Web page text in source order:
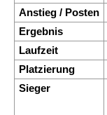
Anstieg / Posten
Ergebnis
Laufzeit
Platzierung
Sieger